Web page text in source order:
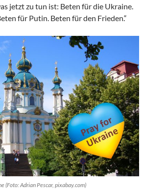
jetzt zu tun ist: Beten für die Ukraine.
für Putin. Beten für den Frieden.“
(Foto: Adrian Pescar, pixabay.com)